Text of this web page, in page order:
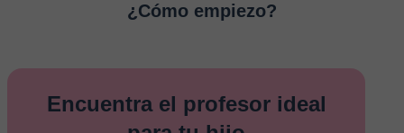
¿Cómo empiezo?
Encuentra el profesor ideal